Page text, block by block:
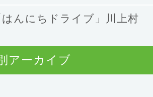
んにちドライブ」川上村
アーカイブ